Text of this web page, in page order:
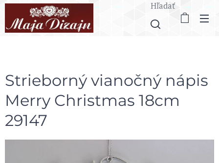
Hľadať
Strieborný vianočný nápis
Merry Christmas 18cm
29147